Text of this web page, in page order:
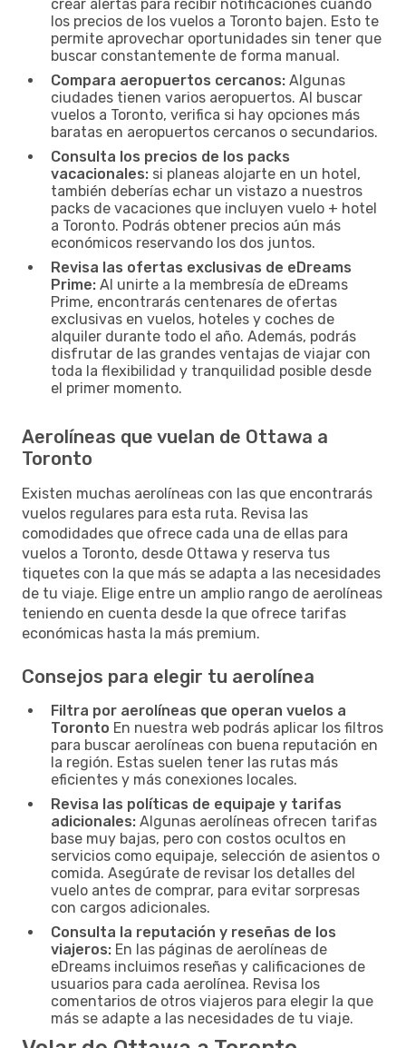
crear alertas para recibir notificaciones cuando
los precios de los vuelos a Toronto bajen. Esto te
permite aprovechar oportunidades sin tener que
buscar constantemente de forma manual.
Compara aeropuertos cercanos: Algunas
ciudades tienen varios aeropuertos. Al buscar
vuelos a Toronto, verifica si hay opciones más
baratas en aeropuertos cercanos o secundarios.
Consulta los precios de los packs
vacacionales: si planeas alojarte en un hotel,
también deberías echar un vistazo a nuestros
packs de vacaciones que incluyen vuelo + hotel
a Toronto. Podrás obtener precios aún más
económicos reservando los dos juntos.
Revisa las ofertas exclusivas de eDreams
Prime: Al unirte a la membresía de eDreams
Prime, encontrarás centenares de ofertas
exclusivas en vuelos, hoteles y coches de
alquiler durante todo el año. Además, podrás
disfrutar de las grandes ventajas de viajar con
toda la flexibilidad y tranquilidad posible desde
el primer momento.
Aerolíneas que vuelan de Ottawa a
Toronto
Existen muchas aerolíneas con las que encontrarás
vuelos regulares para esta ruta. Revisa las
comodidades que ofrece cada una de ellas para
vuelos a Toronto, desde Ottawa y reserva tus
tiquetes con la que más se adapta a las necesidades
de tu viaje. Elige entre un amplio rango de aerolíneas
teniendo en cuenta desde la que ofrece tarifas
económicas hasta la más premium.
Consejos para elegir tu aerolínea
Filtra por aerolíneas que operan vuelos a
Toronto En nuestra web podrás aplicar los filtros
para buscar aerolíneas con buena reputación en
la región. Estas suelen tener las rutas más
eficientes y más conexiones locales.
Revisa las políticas de equipaje y tarifas
adicionales: Algunas aerolíneas ofrecen tarifas
base muy bajas, pero con costos ocultos en
servicios como equipaje, selección de asientos o
comida. Asegúrate de revisar los detalles del
vuelo antes de comprar, para evitar sorpresas
con cargos adicionales.
Consulta la reputación y reseñas de los
viajeros: En las páginas de aerolíneas de
eDreams incluimos reseñas y calificaciones de
usuarios para cada aerolínea. Revisa los
comentarios de otros viajeros para elegir la que
más se adapte a las necesidades de tu viaje.